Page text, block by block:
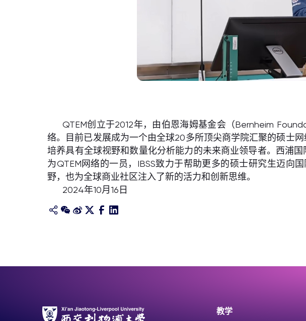
QTEM创立于2012年，由伯恩海姆基金会（Bernheim
络。目前已发展成为一个由全球20多所顶尖商学院汇聚的硕士
培养具有全球视野和数量化分析能力的未来商业领导者。西浦
为QTEM网络的一员，IBSS致力于帮助更多的硕士研究生迈向
野，也为全球商业社区注入了新的活力和创新思维。
2024年10月16日
教学